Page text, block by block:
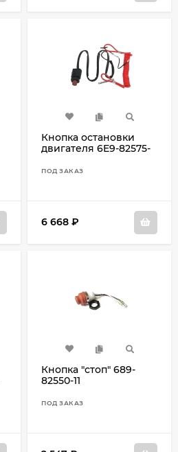
Кнопка остановки
двигателя 6E9-82575-
ПОД ЗАКАЗ
6 668 ₽
Кнопка "стоп" 689-
82550-11
ПОД ЗАКАЗ